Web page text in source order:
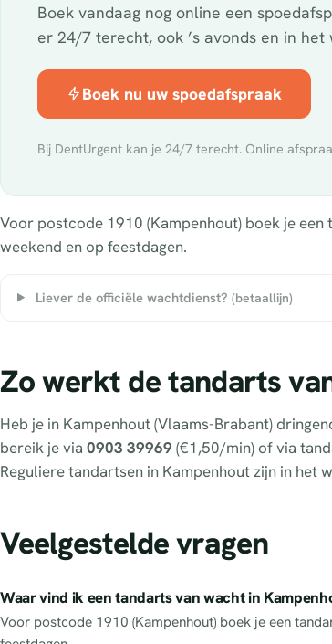
Boek vandaag nog online een
er 24/7 terecht, ook ’s avonds en in het
Boek nu uw spoedafspraak
Bij DentUrgent kan je 24/7 terecht. Online
Voor postcode 1910 (Kampenhout) boek je
weekend en op feestdagen.
Liever de officiële wachtdienst? (betaallijn)
Zo werkt de tandarts
Heb je in Kampenhout (Vlaams-Brabant)
bereik je via 0903 39969 (€1,50/min) of via
Reguliere tandartsen in Kampenhout zijn in het
Veelgestelde vragen
Waar vind ik een tandarts van wacht in
Voor postcode 1910 (Kampenhout) boek je een